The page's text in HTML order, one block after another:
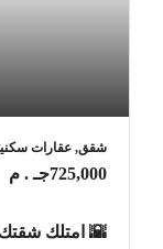
شقق, عقارات
725,000جـ . م
🌇 امتلك شقتك